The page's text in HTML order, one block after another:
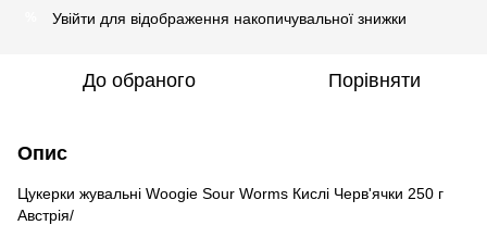
Увійти для відображення накопичувальної знижки
До обраного Порівняти
Опис
Цукерки жувальні Woogie Sour Worms Кислі Черв'ячки 250 г
Австрія/